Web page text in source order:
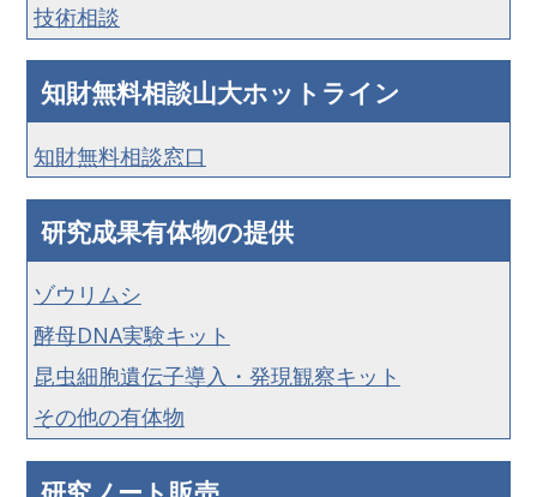
技術相談
知財無料相談山大ホットライン
知財無料相談窓口
研究成果有体物の提供
ゾウリムシ
酵母DNA実験キット
昆虫細胞遺伝子導入・発現観察キット
その他の有体物